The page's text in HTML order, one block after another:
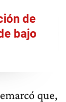
de
bajo
que,